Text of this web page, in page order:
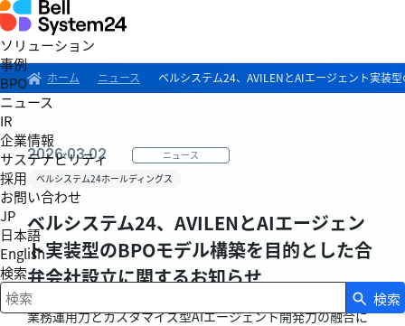
ソリューション
事例
BPO
ニュース
IR
企業情報
サステナビリティ
採用
お問い合わせ
JP
日本語
English
検索
検索キーワード入力
検索
ホーム ニュース ベルシステム24、AVILENとAIエージェント実装
2026.03.02
ニュース
ベルシステム24ホールディングス
ベルシステム24、AVILENとAIエージェン
ト実装型のBPOモデル構築を目的とした合
弁会社設立に関するお知らせ
業務運用力とカスタマイズ型AIエージェント開発力の融合に